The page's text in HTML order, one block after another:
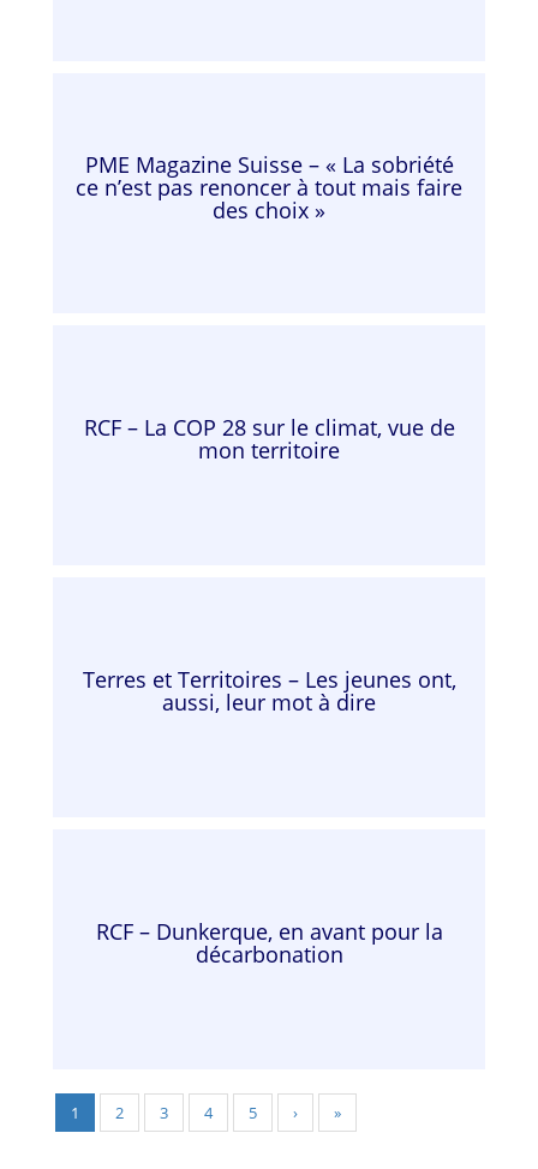
PME Magazine Suisse – « La sobriété
ce n’est pas renoncer à tout mais faire
des choix »
RCF – La COP 28 sur le climat, vue de
mon territoire
Terres et Territoires – Les jeunes ont,
aussi, leur mot à dire
RCF – Dunkerque, en avant pour la
décarbonation
1 2 3 4 5 › »